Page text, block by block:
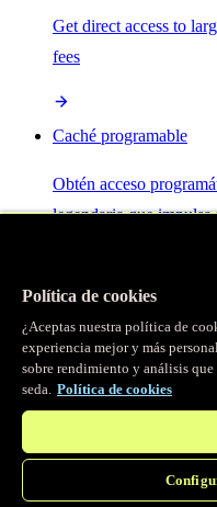
Get direct access to
fees
Caché programable
Obtén acceso
legendaria que
Servidor MCP
Control por IA para tus
Política de cookies
¿Aceptas nuestra política de
experiencia mejor y más
sobre rendimiento y análisis
seda. Política de cookies